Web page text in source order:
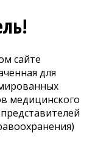
сайте
для
медицинского